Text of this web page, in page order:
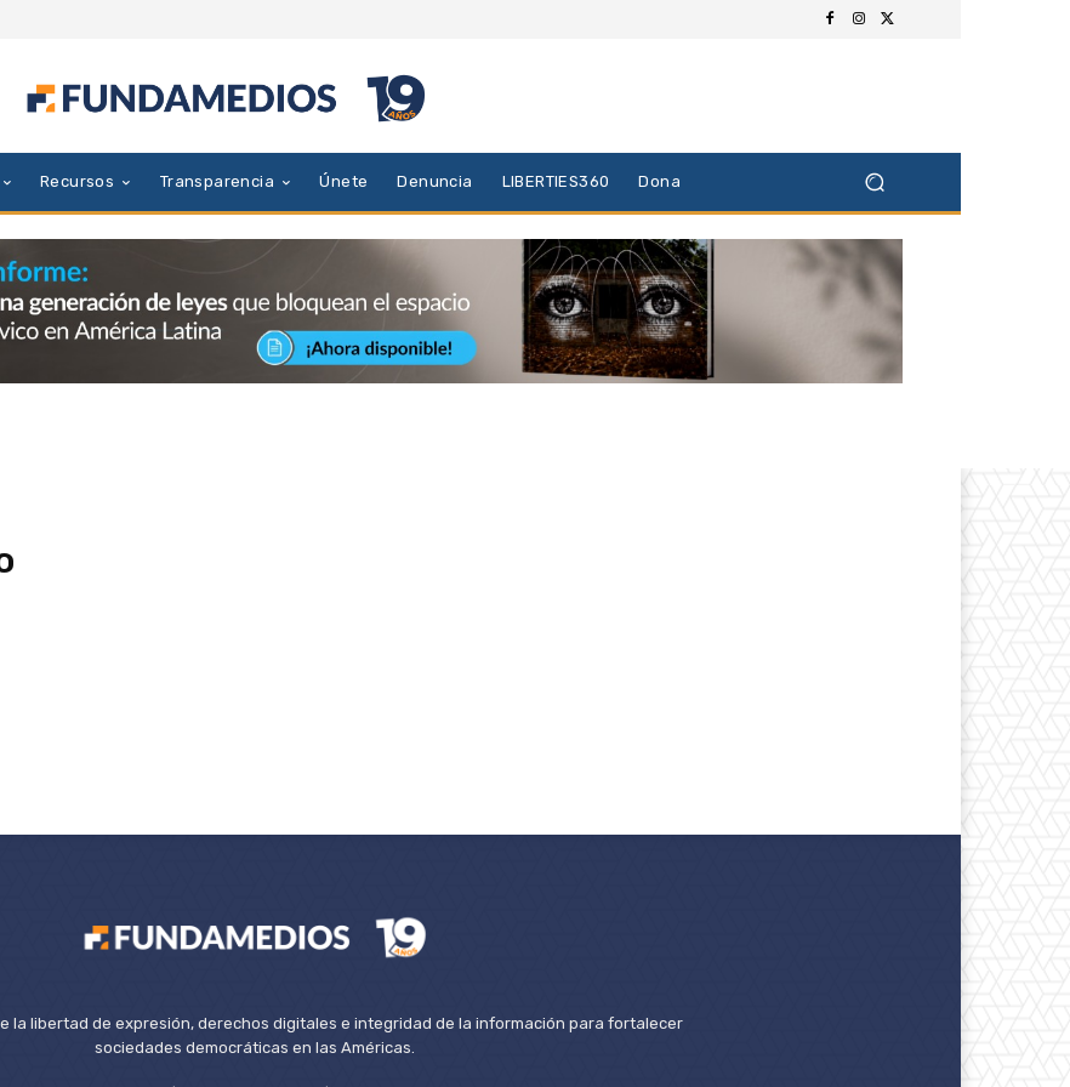
Recursos Transparencia Únete Denuncia LIBERTIES360 Dona
la libertad de expresión, derechos digitales e integridad de la información para fortalecer
sociedades democráticas en las Américas.